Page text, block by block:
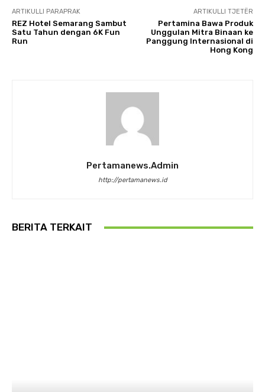
ARTIKULLI PARAPRAK
REZ Hotel Semarang Sambut
Satu Tahun dengan 6K Fun
Run
ARTIKULLI TJETËR
Pertamina Bawa Produk
Unggulan Mitra Binaan ke
Panggung Internasional di
Hong Kong
Pertamanews.admin
http://pertamanews.id
BERITA TERKAIT